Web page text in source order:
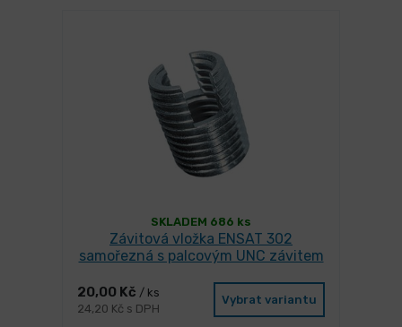
SKLADEM 686 ks
Závitová vložka ENSAT 302
samořezná s palcovým UNC závitem
20,00 Kč / ks
24,20 Kč s DPH
Vybrat variantu